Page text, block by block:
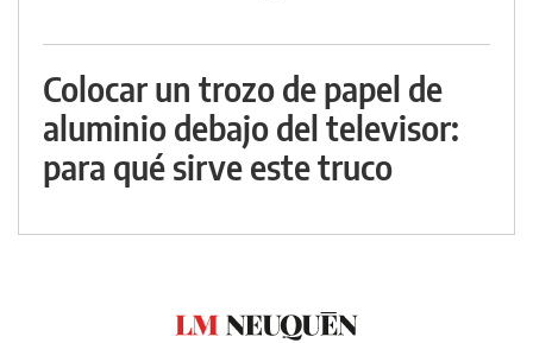
Colocar un trozo de papel de
aluminio debajo del televisor:
para qué sirve este truco